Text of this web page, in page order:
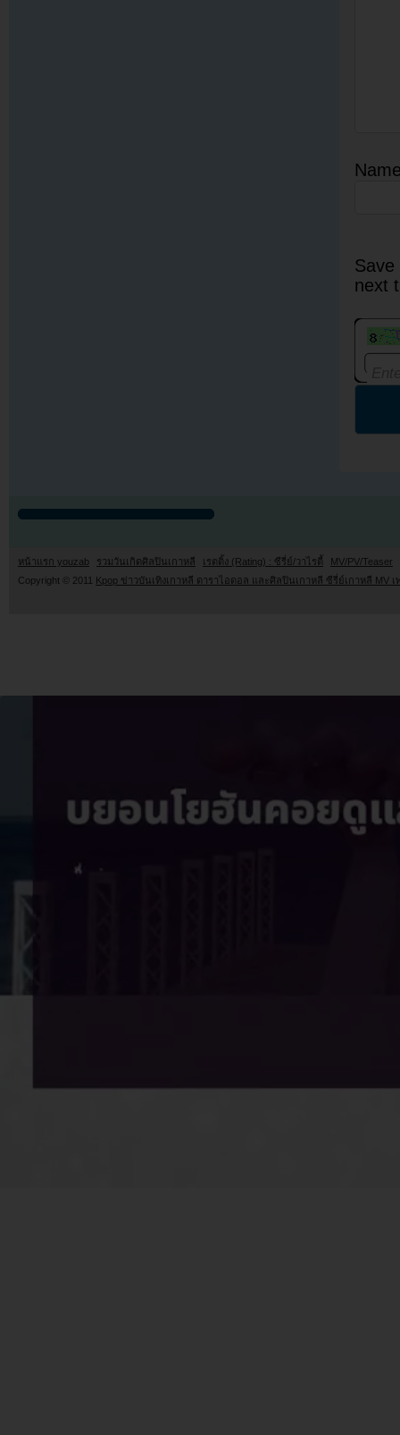
next
หน้าแรก youzab รวมวันเกิดศิลปินเกาหลี เรตติ้ง (Rating) : ซีรี่ย์/วาไรตี้
MV/PV/Teaser
Copyright © 2011 Kpop ข่าวบันเทิงเกาหลี ดาราไอดอล และศิลปินเกาหลี ซีรี่ย์เกาหลี MV